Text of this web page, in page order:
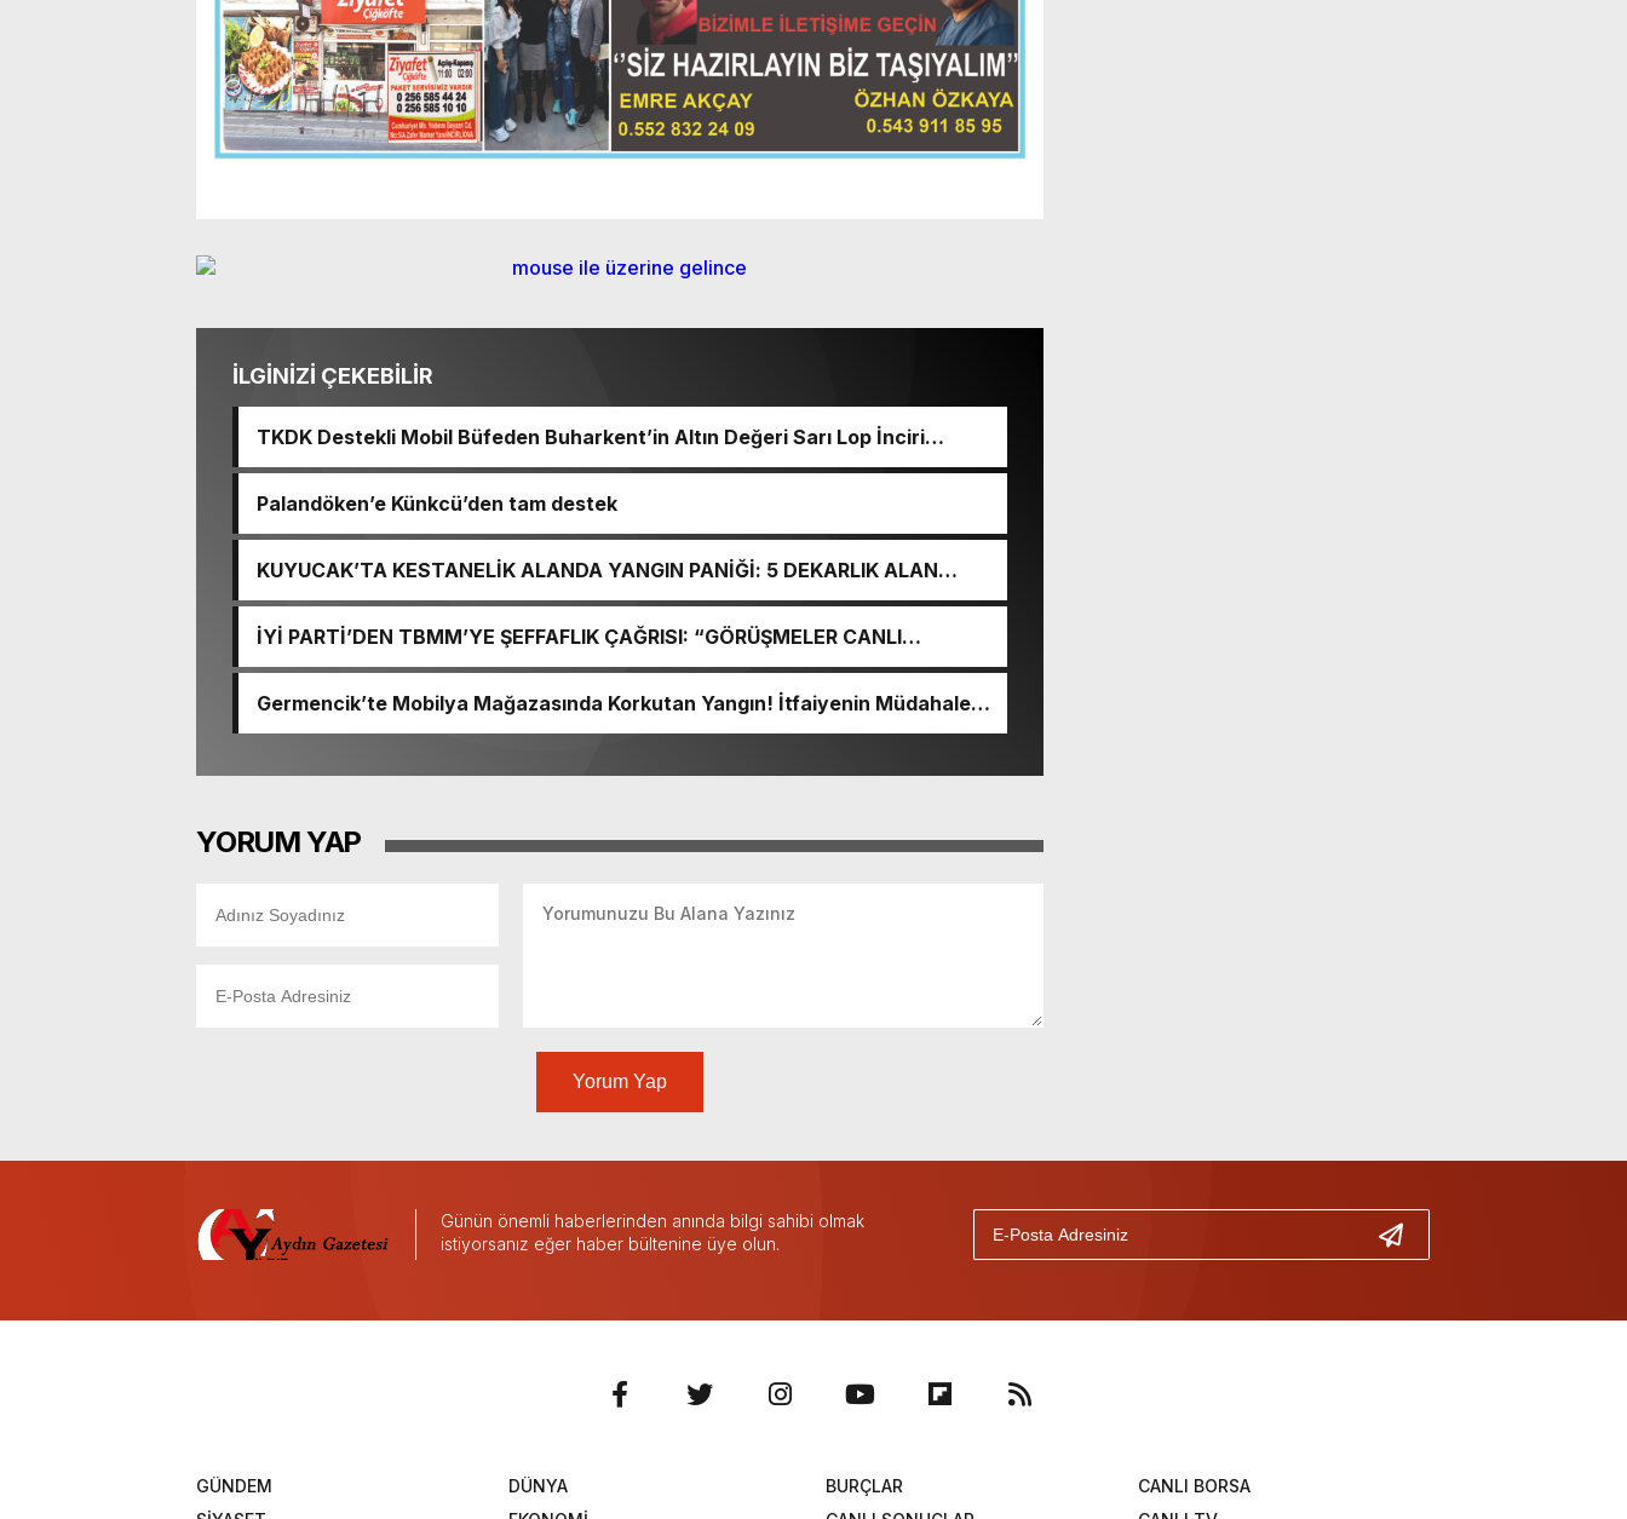
İLGİNİZİ ÇEKEBİLİR
TKDK Destekli Mobil Büfeden Buharkent’in Altın Değeri Sarı Lop İnciri
Vatandaşlarla Buluştu
Palandöken’e Künkcü’den tam destek
KUYUCAK’TA KESTANELİK ALANDA YANGIN PANİĞİ: 5 DEKARLIK ALAN
ZARAR GÖRDÜ
İYİ PARTİ’DEN TBMM’YE ŞEFFAFLIK ÇAĞRISI: “GÖRÜŞMELER CANLI
YAYINLANSIN, MİLLETİN SESİ KOMİSYONDA DUYULSUN”
Germencik’te Mobilya Mağazasında Korkutan Yangın! İtfaiyenin Müdahalesi
Sürüyor
YORUM YAP
Yorum Yap
Günün önemli haberlerinden anında bilgi sahibi olmak
istiyorsanız eğer haber bültenine üye olun.
GÜNDEM
DÜNYA
BURÇLAR
CANLI BORSA